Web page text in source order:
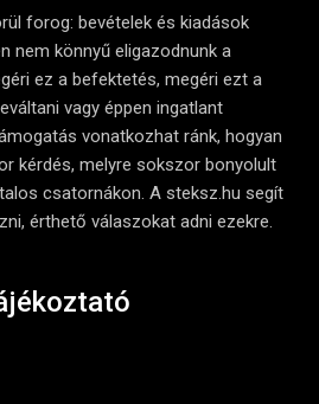
forog: bevételek és kiadások
nem könnyű eligazodnunk a
ez a befektetés, megéri ezt a
vagy éppen ingatlant
vonatkozhat ránk, hogyan
kérdés, melyre sokszor bonyolult
csatornákon. A steksz.hu segít
érthető válaszokat adni ezekre.